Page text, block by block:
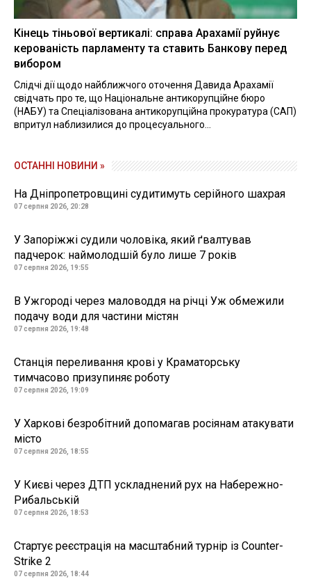
Кінець тіньової вертикалі: справа Арахамії руйнує
керованість парламенту та ставить Банкову перед
вибором
Слідчі дії щодо найближчого оточення Давида Арахамії
свідчать про те, що Національне антикорупційне бюро
(НАБУ) та Спеціалізована антикорупційна прокуратура (САП)
впритул наблизилися до процесуального...
ОСТАННІ НОВИНИ »
На Дніпропетровщині судитимуть серійного шахрая
07 серпня 2026, 20:28
У Запоріжжі судили чоловіка, який ґвалтував
падчерок: наймолодшій було лише 7 років
07 серпня 2026, 19:55
В Ужгороді через маловоддя на річці Уж обмежили
подачу води для частини містян
07 серпня 2026, 19:48
Станція переливання крові у Краматорську
тимчасово призупиняє роботу
07 серпня 2026, 19:09
У Харкові безробітний допомагав росіянам атакувати
місто
07 серпня 2026, 18:55
У Києві через ДТП ускладнений рух на Набережно-
Рибальській
07 серпня 2026, 18:53
Стартує реєстрація на масштабний турнір із Counter-
Strike 2
07 серпня 2026, 18:44